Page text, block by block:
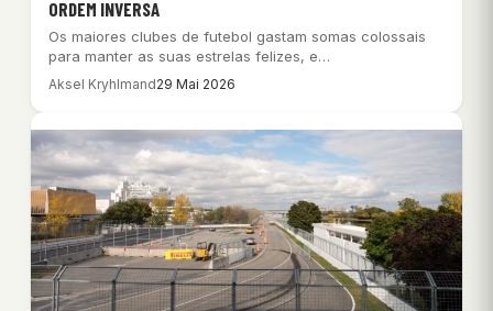
ORDEM INVERSA
Os maiores clubes de futebol gastam somas colossais
para manter as suas estrelas felizes, e…
Aksel Kryhlmand29 Mai 2026